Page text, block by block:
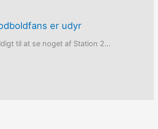
er udyr
til at se noget af Station 2…